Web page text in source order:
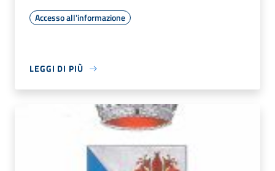
Accesso all'informazione
LEGGI DI PIÙ